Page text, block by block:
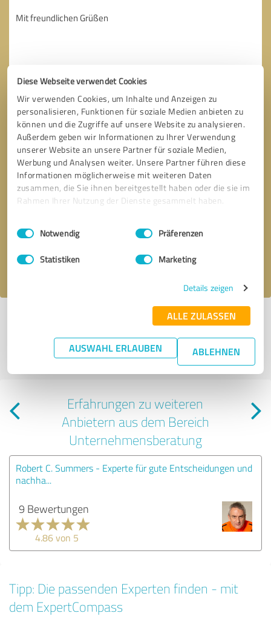
Diese Webseite verwendet Cookies
Wir verwenden Cookies, um Inhalte und Anzeigen zu
personalisieren, Funktionen für soziale Medien anbieten zu
können und die Zugriffe auf unsere Website zu analysieren.
Außerdem geben wir Informationen zu Ihrer Verwendung
unserer Website an unsere Partner für soziale Medien,
Werbung und Analysen weiter. Unsere Partner führen diese
Informationen möglicherweise mit weiteren Daten
zusammen, die Sie ihnen bereitgestellt haben oder die sie im
Rahmen Ihrer Nutzung der Dienste gesammelt haben.
Impressum Datenschutzbestimmungen
Einwilligungsauswahl
Notwendig Präferenzen
Statistiken Marketing
Details zeigen
ALLE ZULASSEN
AUSWAHL ERLAUBEN ABLEHNEN
Bitte um Rückruf * Erforderliche Angaben
Nachricht senden
Ich stimme denDatenschutzbestimmungenzu.
Alle Bewertungen und Erfahrungen zu Sabrina von Nessen sind subjektive
Meinungen der Verfasser | Für den Inhalt der Seite ist der Profilinhaber
verantwortlich| Es werden nur die vom Profilinhaber veröffentlichten
Bewertungen der letzten 24 Monate angezeigt | Profil aktiv seit
14.10.2019 |Letzte Aktualisierung: 04.03.2026
Erfahrungen zu weiteren
Anbietern aus dem Bereich
Unternehmensberatung
Robert C. Summers - Experte für gute Entscheidungen und
nachha...
9 Bewertungen
4.86 von 5
Tipp: Die passenden Experten finden - mit
dem ExpertCompass